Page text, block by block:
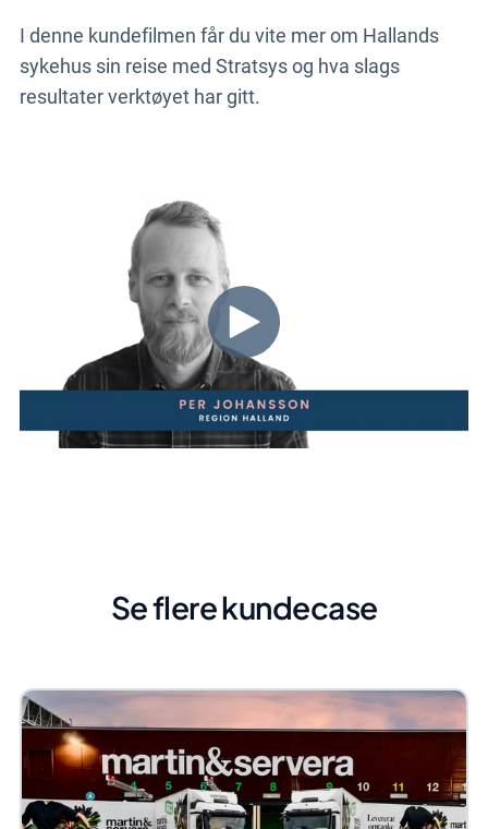
I denne kundefilmen får du vite mer om Hallands
sykehus sin reise med Stratsys og hva slags
resultater verktøyet har gitt.
Se flere kundecase